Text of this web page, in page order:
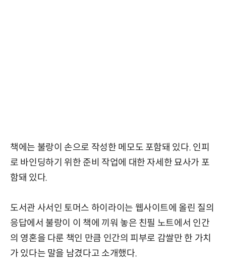
책에는 불랑이 손으로 작성한 메모도 포함돼 있다. 인피
로 바인딩하기 위한 준비 작업에 대한 자세한 묘사가 포
함돼 있다.
도서관 사서인 토머스 하이라이는 웹사이트에 올린 질의
응답에서 불랑이 이 책에 끼워 놓은 친필 노트에서 인간
의 영혼을 다룬 책인 만큼 인간의 피부로 감쌀만 한 가치
가 있다는 말을 남겼다고 소개했다.